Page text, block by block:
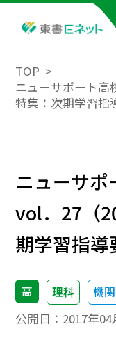
TOP
ニューサポート高
特集：次期学習指
ニューサポ
vol．27（
期学習指導
高 理科 機
公開日： 2017年04